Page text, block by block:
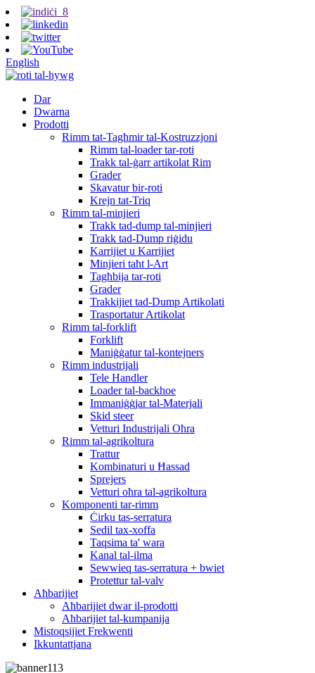
English
Dar
Dwarna
Prodotti
Rimm tat-Tagħmir tal-Kostruzzjoni
Rimm tal-loader tar-roti
Trakk tal-ġarr artikolat Rim
Grader
Skavatur bir-roti
Krejn tat-Triq
Rimm tal-minjieri
Trakk tad-dump tal-minjieri
Trakk tad-Dump riġidu
Karrijiet u Karrijiet
Minjieri taħt l-Art
Tagħbija tar-roti
Grader
Trakkijiet tad-Dump Artikolati
Trasportatur Artikolat
Rimm tal-forklift
Forklift
Maniġġatur tal-kontejners
Rimm industrijali
Tele Handler
Loader tal-backhoe
Immaniġġjar tal-Materjali
Skid steer
Vetturi Industrijali Oħra
Rimm tal-agrikoltura
Trattur
Kombinaturi u Ħassad
Sprejers
Vetturi oħra tal-agrikoltura
Komponenti tar-rimm
Ċirku tas-serratura
Sedil tax-xoffa
Taqsima ta' wara
Kanal tal-ilma
Sewwieq tas-serratura + bwiet
Protettur tal-valv
Aħbarijiet
Aħbarijiet dwar il-prodotti
Aħbarijiet tal-kumpanija
Mistoqsijiet Frekwenti
Ikkuntattjana